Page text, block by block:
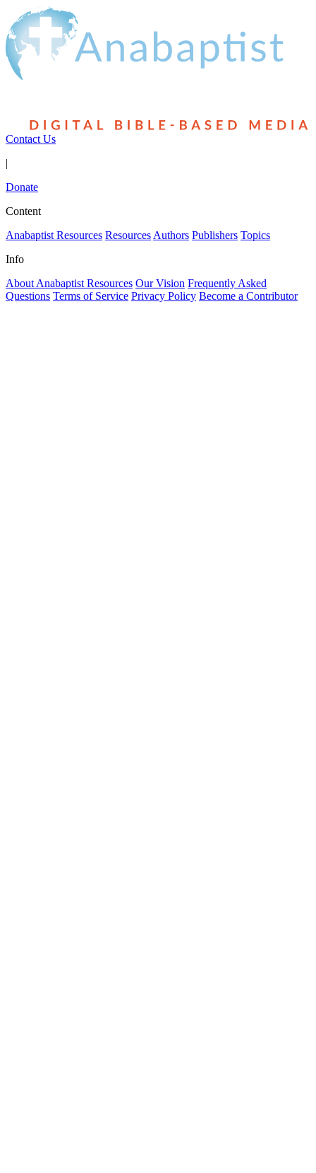
Contact Us
|
Donate
Content
Anabaptist Resources Resources Authors Publishers Topics
Info
About Anabaptist Resources Our Vision Frequently Asked
Questions Terms of Service Privacy Policy Become a Contributor